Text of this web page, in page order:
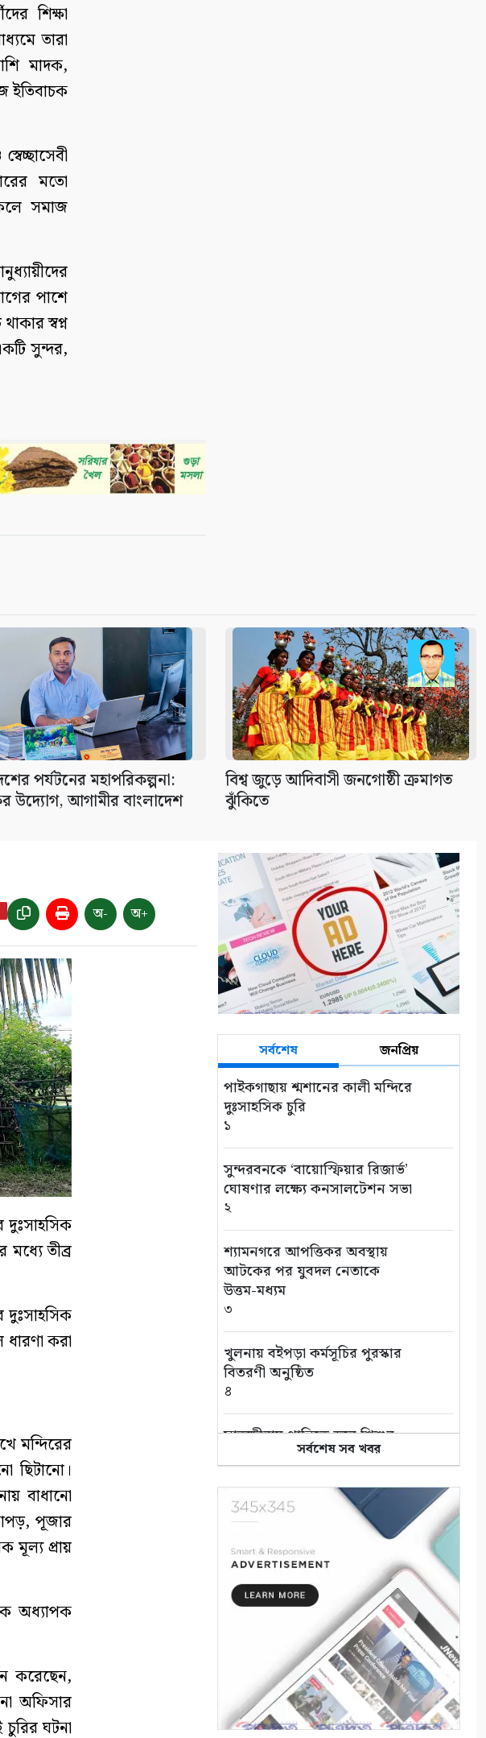
শিক্ষা
তারা
মাদক,
ইতিবাচক
মতো
সমাজ
পাশে
স্বপ্ন
সুন্দর,
পর্যটনের মহাপরিকল্পনা:
আগামীর বাংলাদেশ
বিশ্ব জুড়ে আদিবাসী জনগোষ্ঠী ক্রমাগত
ঝুঁকিতে
অ- অ+
দুঃসাহসিক
মধ্যে তীব্র
দুঃসাহসিক
করা
মন্দিরের
ছিটানো।
বাধানো
পূজার
মূল্য প্রায়
অধ্যাপক
করেছেন,
অফিসার
ঘটনা
সর্বশেষ জনপ্রিয়
পাইকগাছায় শ্মশানের কালী মন্দিরে
দুঃসাহসিক চুরি
১
সুন্দরবনকে ‘বায়োস্ফিয়ার রিজার্ভ’
ঘোষণার লক্ষ্যে কনসালটেশন সভা
২
শ্যামনগরে আপত্তিকর অবস্থায়
আটকের পর যুবদল নেতাকে
উত্তম-মধ্যম
৩
খুলনায় বইপড়া কর্মসূচির পুরস্কার
বিতরণী অনুষ্ঠিত
৪
সাতক্ষীরায় পানিতে ডুবে শিশুর
মৃত্যু বেড়েই চলেছে
৫
প্রযুক্তি, সাংবাদিকতা এবং একটি
৬
পুতুল নাচে বেঁচে থাকে বাংলার
পাইকগাছায় নার্সারীতে গুটি কলম
তৈরিতে ব্যস্ত শ্রমিক
৮
সর্বশেষ সব খবর